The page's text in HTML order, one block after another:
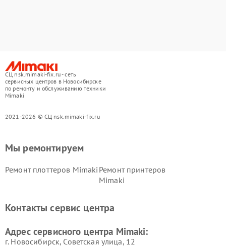
СЦ nsk.mimaki-fix.ru - сеть
сервисных центров в Новосибирске
по ремонту и обслуживанию техники
Mimaki
2021-2026 © СЦ nsk.mimaki-fix.ru
Мы ремонтируем
Ремонт плоттеров Mimaki Ремонт принтеров
Mimaki
Контакты сервис центра
Адрес сервисного центра Mimaki:
г. Новосибирск, Советская улица, 12